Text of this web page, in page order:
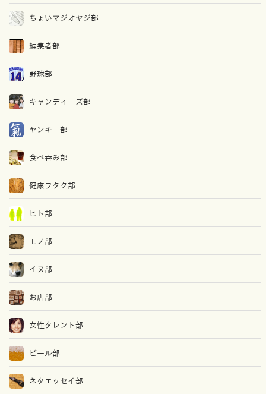
ちょいマジオヤジ部
編集者部
野球部
キャンディーズ部
ヤンキー部
食べ吞み部
健康ヲタク部
ヒト部
モノ部
イヌ部
お店部
女性タレント部
ビール部
ネタエッセイ部